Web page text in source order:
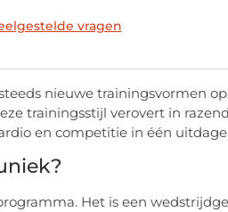
vragen
nieuwe trainingsvormen
trainingsstijl verovert in
en competitie in één
Het is een